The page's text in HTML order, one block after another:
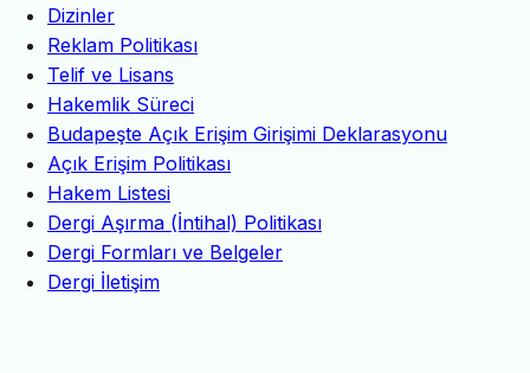
Dizinler
Reklam Politikası
Telif ve Lisans
Hakemlik Süreci
Budapeşte Açık Erişim Girişimi Deklarasyonu
Açık Erişim Politikası
Hakem Listesi
Dergi Aşırma (İntihal) Politikası
Dergi Formları ve Belgeler
Dergi İletişim